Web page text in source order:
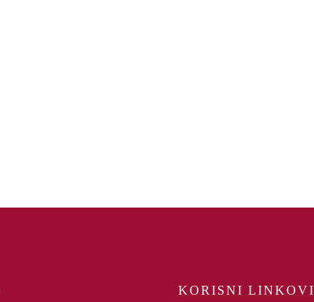
KORISNI LINKOVI